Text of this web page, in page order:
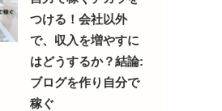
つける！会社以外
で、収入を増やすに
はどうするか？結論:
ブログを作り自分で
稼ぐ